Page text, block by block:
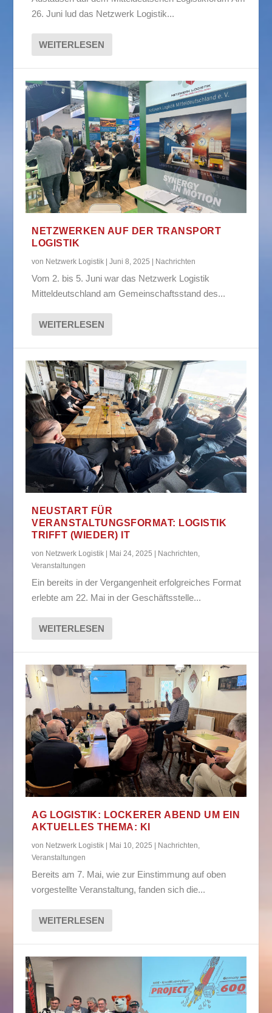
26. Juni lud das Netzwerk Logistik...
WEITERLESEN
NETZWERKEN AUF DER TRANSPORT
LOGISTIK
von Netzwerk Logistik |Juni 8, 2025 Nachrichten
Vom 2. bis 5. Juni war das Netzwerk Logistik
Mitteldeutschland am Gemeinschaftsstand des...
WEITERLESEN
NEUSTART FÜR
VERANSTALTUNGSFORMAT: LOGISTIK
TRIFFT (WIEDER) IT
von Netzwerk Logistik Mai 24, 2025 Nachrichten,
Veranstaltungen
Ein bereits in der Vergangenheit erfolgreiches Format
erlebte am 22. Mai in der Geschäftsstelle...
WEITERLESEN
AG LOGISTIK: LOCKERER ABEND UM EIN
AKTUELLES THEMA: KI
von Netzwerk Logistik | Mai 10, 2025 | Nachrichten,
Veranstaltungen
Bereits am 7. Mai, wie zur Einstimmung auf oben
vorgestellte Veranstaltung, fanden sich die...
WEITERLESEN